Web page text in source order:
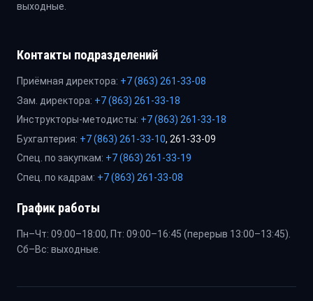
выходные.
Контакты подразделений
Приёмная директора: +7 (863) 261-33-08
Зам. директора: +7 (863) 261-33-18
Инструкторы-методисты: +7 (863) 261-33-18
Бухгалтерия: +7 (863) 261-33-10, 261-33-09
Спец. по закупкам: +7 (863) 261-33-19
Спец. по кадрам: +7 (863) 261-33-08
График работы
Пн–Чт: 09:00–18:00, Пт: 09:00–16:45 (перерыв 13:00–13:45).
Сб–Вс: выходные.